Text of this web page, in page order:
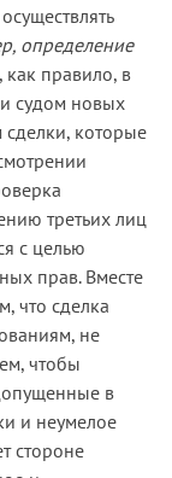
определение
как правило, в
судом новых
сделки, которые
третьих лиц
с целью
прав. Вместе
что сделка
не
чтобы
в
и неумелое
стороне